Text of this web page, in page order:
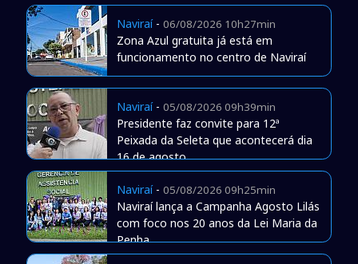
Naviraí- 06/08/2026 10h27min
Zona Azul gratuita já está em
funcionamento no centro de Naviraí
Naviraí- 05/08/2026 09h39min
Presidente faz convite para 12ª
Peixada da Seleta que acontecerá dia
16 de agosto
Naviraí- 05/08/2026 09h25min
Naviraí lança a Campanha Agosto Lilás
com foco nos 20 anos da Lei Maria da
Penha